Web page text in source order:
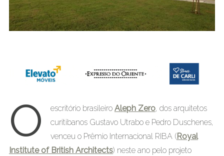
O escritório brasileiro Aleph Zero, dos arquitetos
curitibanos Gustavo Utrabo e Pedro Duschenes,
venceu o Prêmio Internacional RIBA (Royal
Institute of British Architects) neste ano pelo projeto